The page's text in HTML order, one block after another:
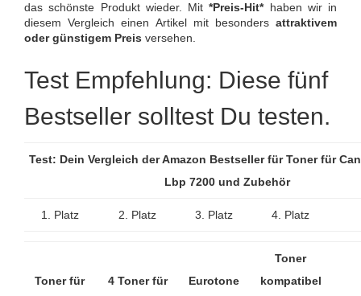
das schönste Produkt wieder. Mit*Preis-Hit*haben wir in
diesem Vergleich einen Artikel mit besonders attraktivem
oder günstigem Preis versehen.
Test Empfehlung: Diese fünf
Bestseller solltest Du testen.
Test: Dein Vergleich der Amazon Bestseller für Toner für
Lbp 7200 und Zubehör
1. Platz 2. Platz 3. Platz 4. Platz
Toner für
4 Toner für
Eurotone
Toner
kompatibel